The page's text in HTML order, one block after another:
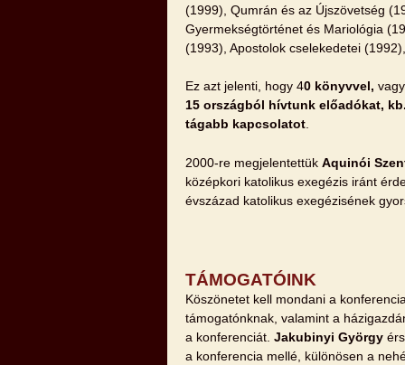
(1999), Qumrán és az Újszövetség
Gyermekségtörténet és Mariológia
(1993), Apostolok cselekedetei
Ez azt jelenti, hogy 40 könyvvel,
15 országból hívtunk előadókat,
tágabb kapcsolatot
2000-re megjelentettük Aquinói
középkori katolikus exegézis iránt
évszázad katolikus exegézisének
TÁMOGATÓINK
Köszönetet kell mondani a
támogatónknak, valamint a
a konferenciát. Jakubinyi György
a konferencia mellé, különösen a